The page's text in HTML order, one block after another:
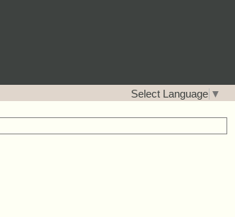
Select Language ▼